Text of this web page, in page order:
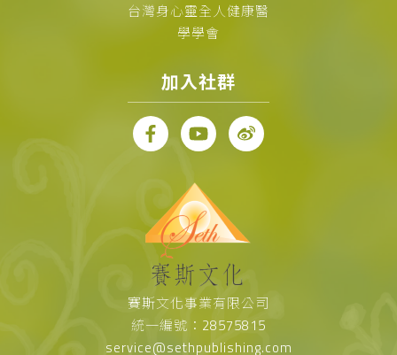
台灣身心靈全人健康醫
學學會
加入社群
賽斯文化事業有限公司
統一編號：28575815
service@sethpublishing.com